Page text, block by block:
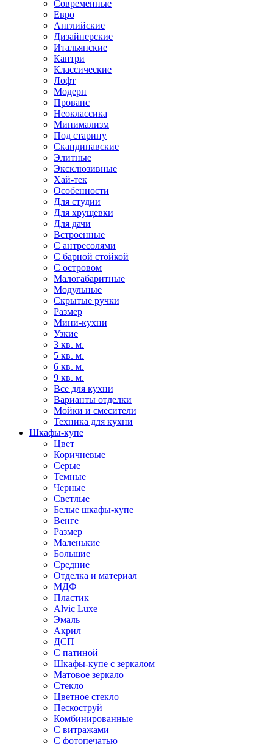
Современные
Евро
Английские
Дизайнерские
Итальянские
Кантри
Классические
Лофт
Модерн
Прованс
Неоклассика
Минимализм
Под старину
Скандинавские
Элитные
Эксклюзивные
Хай-тек
Особенности
Для студии
Для хрущевки
Для дачи
Встроенные
С антресолями
С барной стойкой
С островом
Малогабаритные
Модульные
Скрытые ручки
Размер
Мини-кухни
Узкие
3 кв. м.
5 кв. м.
6 кв. м.
9 кв. м.
Все для кухни
Варианты отделки
Мойки и смесители
Техника для кухни
Шкафы-купе
Цвет
Коричневые
Серые
Темные
Черные
Светлые
Белые шкафы-купе
Венге
Размер
Маленькие
Большие
Средние
Отделка и материал
МДФ
Пластик
Alvic Luxe
Эмаль
Акрил
ДСП
С патиной
Шкафы-купе с зеркалом
Матовое зеркало
Стекло
Цветное стекло
Пескоструй
Комбинированные
С витражами
С фотопечатью